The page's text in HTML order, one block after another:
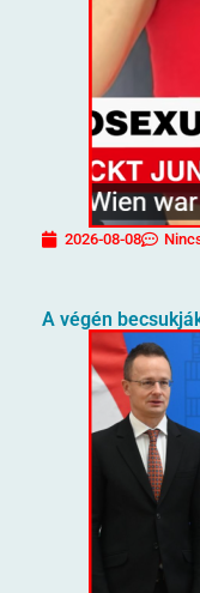
2026-08-08
A végén